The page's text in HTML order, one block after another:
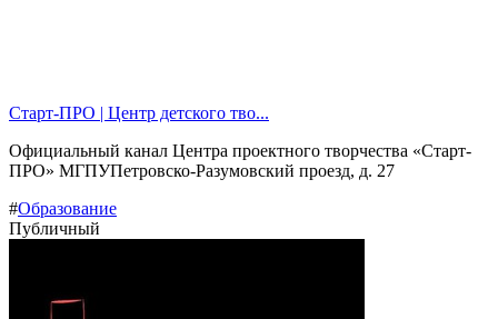
Старт-ПРО | Центр детского тво...
Официальный канал Центра проектного творчества «Старт-
ПРО» МГПУПетровско-Разумовский проезд, д. 27
#Образование
Публичный